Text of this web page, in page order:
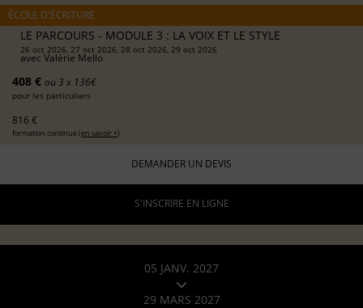
ÉCOLE D'ÉCRITURE
LE PARCOURS - MODULE 3 : LA VOIX ET LE STYLE
26 oct 2026, 27 oct 2026, 28 oct 2026, 29 oct 2026
avec Valérie Mello
408 € ou 3 x 136€
pour les particuliers
816 €
formation continue (en savoir +)
DEMANDER UN DEVIS
S'INSCRIRE EN LIGNE
05 JANV. 2027
29 MARS 2027